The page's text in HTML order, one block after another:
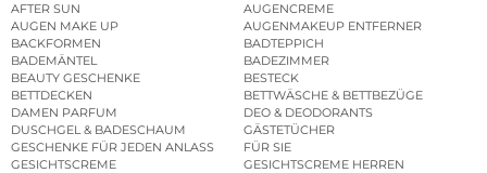
AFTER SUN
AUGENCREME
AUGEN MAKE UP
AUGENMAKEUP ENTFERNER
BACKFORMEN
BADTEPPICH
BADEMÄNTEL
BADEZIMMER
BEAUTY GESCHENKE
BESTECK
BETTDECKEN
BETTWÄSCHE & BETTBEZÜGE
DAMEN PARFUM
DEO & DEODORANTS
DUSCHGEL & BADESCHAUM
GÄSTETÜCHER
GESCHENKE FÜR JEDEN ANLASS
FÜR SIE
GESICHTSCREME
GESICHTSCREME HERREN